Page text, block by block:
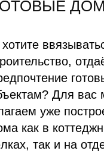
Для вас
уже
как в
так и на